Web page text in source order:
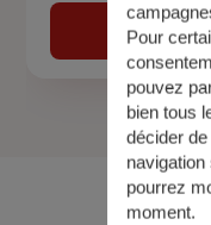
Pour
pouvez
bien tous
décider
pourrez
moment.